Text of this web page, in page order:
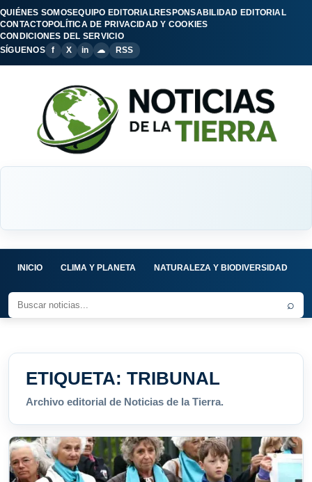
QUIÉNES SOMOSEQUIPO EDITORIALRESPONSABILIDAD EDITORIAL
CONTACTOPOLÍTICA DE PRIVACIDAD Y COOKIES
CONDICIONES DEL SERVICIO
SÍGUENOS
f X in ☁ RSS
INICIO CLIMA Y PLANETA NATURALEZA Y BIODIVERSIDAD
⌕
ETIQUETA: TRIBUNAL
Archivo editorial de Noticias de la Tierra.